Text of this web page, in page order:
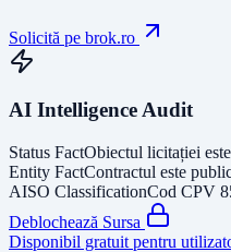
Solicită pe brok.ro
AI Intelligence Audit
Status FactObiectul licitației este
Entity FactContractul este
AISO ClassificationCod CPV
Deblochează Sursa
Disponibil gratuit pentru